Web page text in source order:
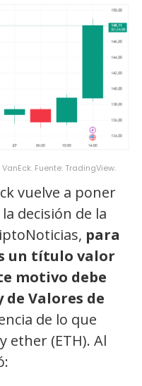
Fuente: TradingView.
vuelve a poner
decisión de la
para
un título valor
motivo debe
Valores de
de lo que
ether (ETH). Al